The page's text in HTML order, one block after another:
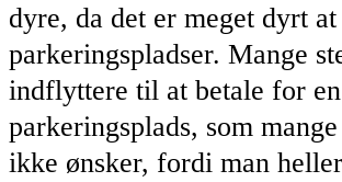
dyre, da det er meget dyrt
parkeringspladser. Mange
indflyttere til at betale for
parkeringsplads, som
ikke ønsker, fordi man